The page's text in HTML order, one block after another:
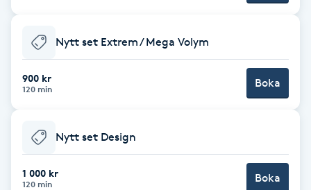
BIAB
Blowout
Nytt set Extrem / Mega Volym
900 kr
120 min Boka
Nytt set Design
1 000 kr
120 min Boka